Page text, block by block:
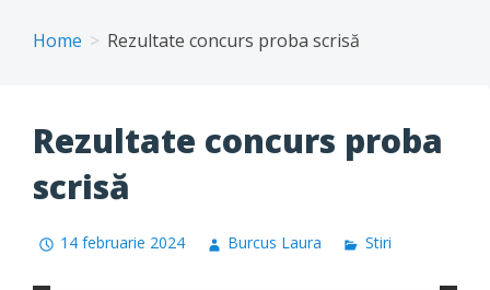
Home Rezultate concurs proba scrisă
Rezultate concurs proba
scrisă
14 februarie 2024 Burcus Laura Stiri